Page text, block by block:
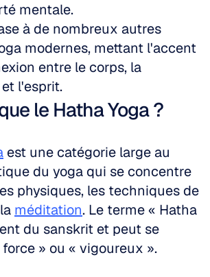
mentale.
à de nombreux autres
modernes, mettant l'accent
entre le corps, la
l'esprit.
le Hatha Yoga ?
est une catégorie large au
du yoga qui se concentre
physiques, les techniques de
méditation. Le terme « Hatha
du sanskrit et peut se
» ou « vigoureux ».